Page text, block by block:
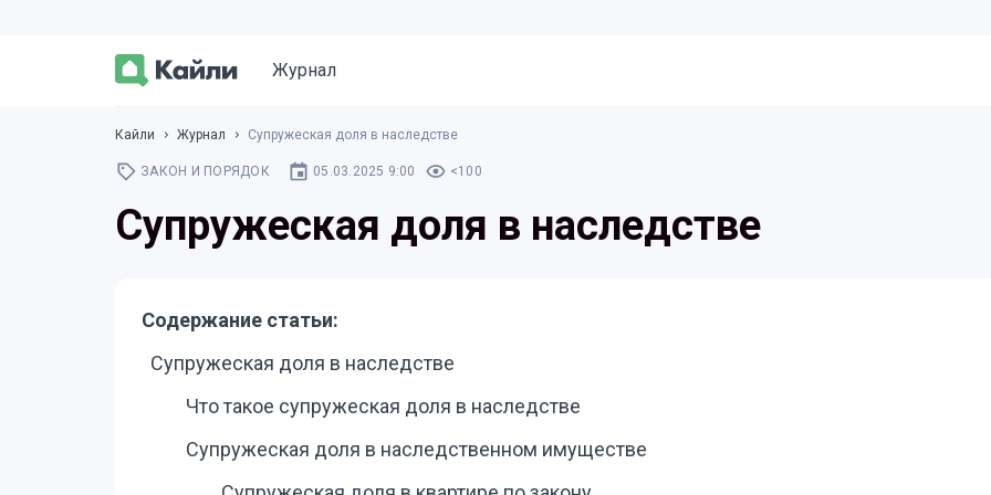
Журнал
Кайли Журнал Супружеская доля в наследстве
ЗАКОН И ПОРЯДОК 05.03.2025 9:00 <100
Супружеская доля в наследстве
Содержание статьи:
Супружеская доля в наследстве
Что такое супружеская доля в наследстве
Супружеская доля в наследственном имуществе